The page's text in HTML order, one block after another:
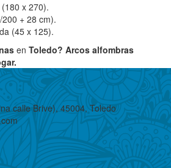
x 270).
+ 28 cm).
(45 x 125).
en Toledo? Arcos alfombras
calle Brive), 45004, Toledo